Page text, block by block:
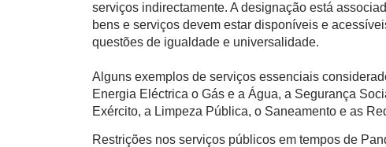
serviços indirectamente. A designação está
bens e serviços devem estar disponíveis e
questões de igualdade e universalidade.
Alguns exemplos de serviços essenciais
Energia Eléctrica o Gás e a Água, a Segurança
Exército, a Limpeza Pública, o Saneamento e as
Restrições nos serviços públicos em tempos de